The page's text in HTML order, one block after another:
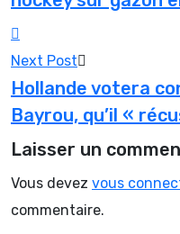
Next Post
Hollande votera
Bayrou, qu’il «
Laisser un
Vous devez vous
commentaire.